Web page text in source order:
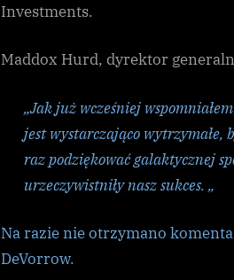
Investments.
Maddox Hurd, dyrektor
„Jak już wcześniej
jest wystarczająco wytrzymałe,
raz podziękować galaktycznej
urzeczywistniły nasz sukces. „
Na razie nie otrzymano
DeVorrow.